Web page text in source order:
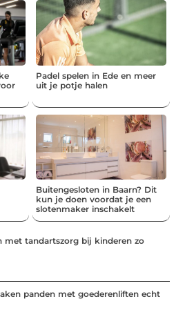
Padel spelen in Ede en meer
uit je potje halen
Buitengesloten in Baarn? Dit
kun je doen voordat je een
slotenmaker inschakelt
met tandartszorg bij kinderen zo
panden met goederenliften echt